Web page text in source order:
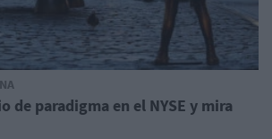
de paradigma en el NYSE y mira